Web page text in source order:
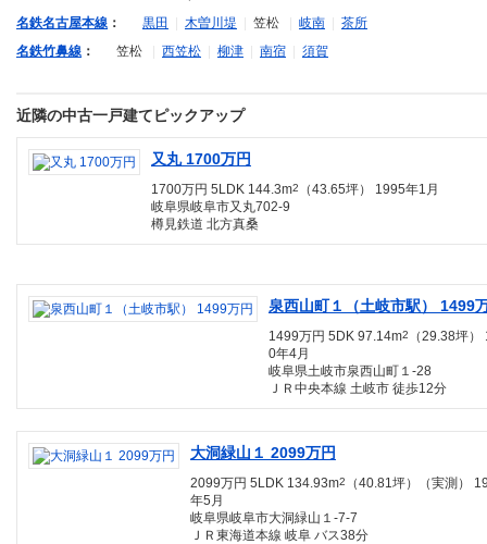
名鉄名古屋本線 ： 黒田 木曽川堤 笠松 岐南
茶所
名鉄竹鼻線 ： 笠松 西笠松 柳津 南宿 須賀
近隣の中古一戸建てピックアップ
又丸 1700万円
1700万円 5LDK 144.3m2
（43.65坪） 1995年1月
岐阜県岐阜市又丸702-9
樽見鉄道 北方真桑
泉西山町１（土岐市駅） 1499
1499万円 5DK 97.14m2
（29.38坪）
0年4月
岐阜県土岐市泉西山町１-28
ＪＲ中央本線 土岐市 徒歩12分
大洞緑山１ 2099万円
2099万円 5LDK 134.93m2
（40.81坪）（実測）
年5月
岐阜県岐阜市大洞緑山１-7-7
ＪＲ東海道本線 岐阜 バス38分